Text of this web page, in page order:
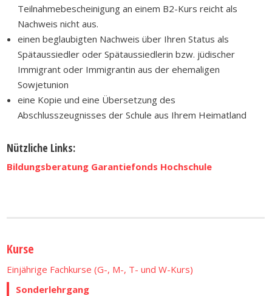
Teilnahmebescheinigung an einem B2-Kurs reicht als
Nachweis nicht aus.
einen beglaubigten Nachweis über Ihren Status als
Spätaussiedler oder Spätaussiedlerin bzw. jüdischer
Immigrant oder Immigrantin aus der ehemaligen
Sowjetunion
eine Kopie und eine Übersetzung des
Abschlusszeugnisses der Schule aus Ihrem Heimatland
Nützliche Links:
Bildungsberatung Garantiefonds Hochschule
Kurse
Einjährige Fachkurse (G-, M-, T- und W-Kurs)
Sonderlehrgang